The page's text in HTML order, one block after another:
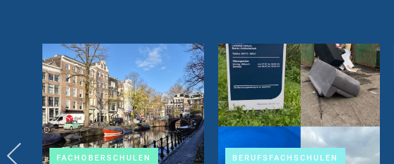
FACHOBERSCHULEN BERUFSFACHSCHULEN